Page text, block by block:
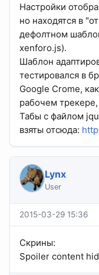
Настройки
но находятся в
дефолтном
xenforo.js).
Шаблон
тестировался в
Google Crome,
рабочем
Табы с файлом
взяты отсюда:
Lynx
User
2015-03-29 15:36
Скрины:
Spoiler content